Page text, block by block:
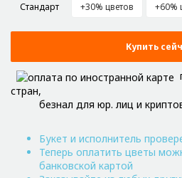
Стандарт +30% цветов +60%
Купить
стран,
безнал для юр. лиц и
Букет и исполнитель
Теперь оплатить цветы
банковской картой